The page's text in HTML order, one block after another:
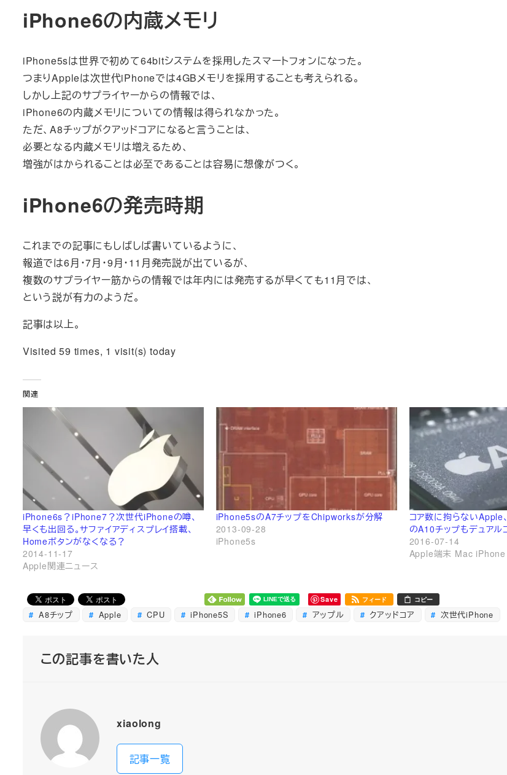
iPhone6の内蔵メモリ
iPhone5sは世界で初めて64bitシステムを採用したスマートフォンになった。
つまりAppleは次世代iPhoneでは4GBメモリを採用することも考えられる。
しかし上記のサプライヤーからの情報では、
iPhone6の内蔵メモリについての情報は得られなかった。
ただ、A8チップがクアッドコアになると言うことは、
必要となる内蔵メモリは増えるため、
増強がはかられることは必至であることは容易に想像がつく。
iPhone6の発売時期
これまでの記事にもしばしば書いているように、
報道では6月・7月・9月・11月発売説が出ているが、
複数のサプライヤー筋からの情報では年内には発売するが早くても11月では、
という説が有力のようだ。
記事は以上。
Visited 59 times, 1 visit(s) today
関連
iPhone6s？iPhone7？次世代iPhoneの噂、
早くも出回る。サファイアディスプレイ搭載、
Homeボタンがなくなる？
2014-11-17
Apple関連ニュース
iPhone5sのA7チップをChipworksが分解
2013-09-28
iPhone5s
コア数に拘らないApple
のA10チップもデュアル
2016-07-14
Apple端末 Mac iPhone
Save フィード コピー
A8チップ Apple CPU iPhone5S iPhone6 アップル クアッドコア 次世代iPhone
この記事を書いた人
xiaolong
記事一覧